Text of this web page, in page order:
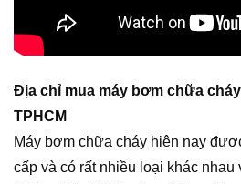
Địa chỉ mua máy bơm chữa
TPHCM
Máy bơm chữa cháy hiện nay
cấp và có rất nhiều loại khác nhau